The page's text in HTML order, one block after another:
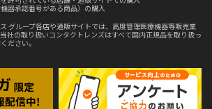
器承認番号がある商品）の購入
グループ各店や通販サイトでは、高度管理医療機器等販売業
社の取り扱いコンタクトレンズはすべて国内正規品を取り扱っ
ださい。